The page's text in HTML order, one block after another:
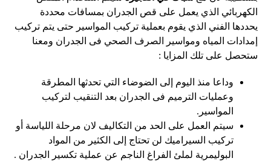
الكهربائي الذي يعمل على قص الجدران بمسافات محددة
يحددها الفني الذي يقوم بعملية تركيب المواسير حتى يتم تركيب
إمدادات المياه ومواسير الصرف الصحي فى الجدران ومعنا
ستحصل على تلك المزايا :
وداعا منذ اليوم إلى الضوضاء التي تحدثها المطرقة
وعمليات الترميم فى الجدران بعد التنقيب لتركيب
المواسير.
سيتم العمل على الحد من التكاليف لان مرحلة اللياسة أو
تركيب السيراميك لن تحتاج إلى الكثير من المواد
البوليمرية لملئ الفراغ الناجم عن عملية تكسير الجدران .